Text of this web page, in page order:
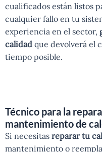
cualificados están listos
cualquier fallo en tu
experiencia en el sector,
calidad que devolverá el
tiempo posible.
Técnico para la
mantenimiento de
Si necesitas reparar tu
mantenimiento o